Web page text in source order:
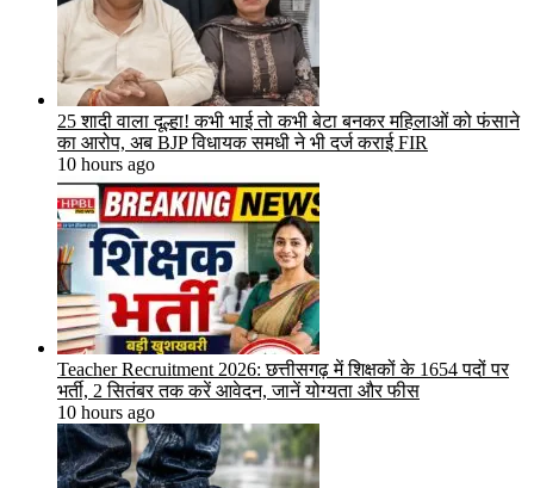
25 शादी वाला दूल्हा! कभी भाई तो कभी बेटा बनकर महिलाओं को फंसाने
का आरोप, अब BJP विधायक समधी ने भी दर्ज कराई FIR
10 hours ago
Teacher Recruitment 2026: छत्तीसगढ़ में शिक्षकों के 1654 पदों पर
भर्ती, 2 सितंबर तक करें आवेदन, जानें योग्यता और फीस
10 hours ago